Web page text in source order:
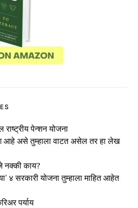
पेन्शन योजना
आहे असे तुम्हाला वाटत असेल तर हा लेख
नक्की काय?
४ सरकारी योजना तुम्हाला माहित आहेत
पर्याय